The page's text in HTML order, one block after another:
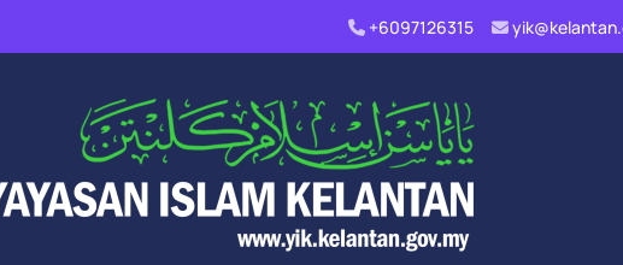
+6097126315